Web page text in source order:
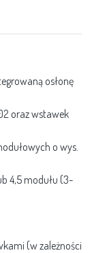
osłonę
oraz wstawek
o wys.
4,5 modułu (3-
(w zależności